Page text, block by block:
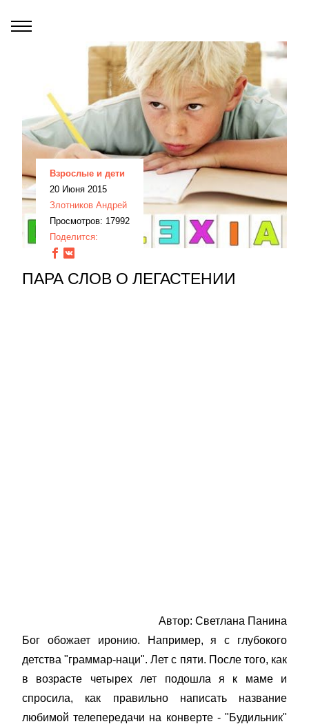
Взрослые и дети
20 Июня 2015
Злотников Андрей
Просмотров: 17992
Поделится:
ПАРА СЛОВ О ЛЕГАСТЕНИИ
Автор: Светлана Панина
Бог обожает иронию. Например, я с глубокого
детства "граммар-наци". Лет с пяти. После того, как
в возрасте четырех лет подошла я к маме и
спросила, как правильно написать название
любимой телепередачи на конверте - "Будильник"